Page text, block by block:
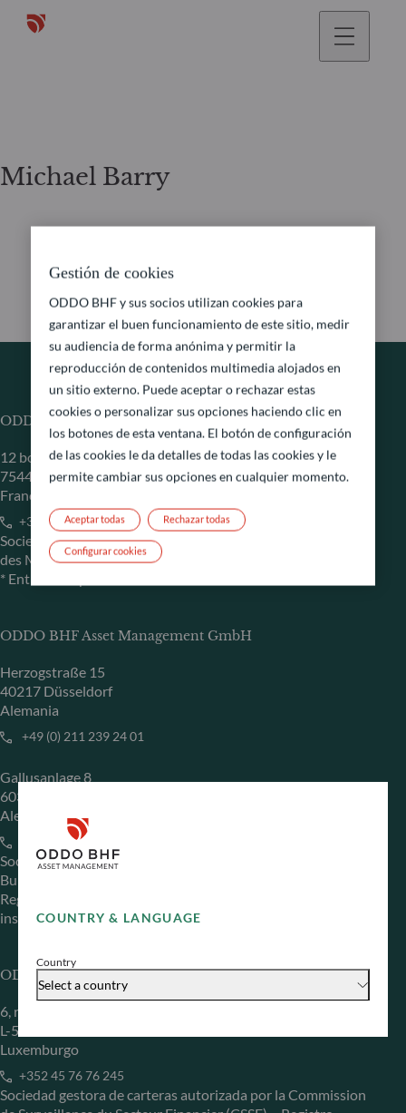
COUNTRY & LANGUAGE
Country
Select a country
Michael Barry
ODDO BHF Asset Management SAS*
12 boulevard de la Madeleine
75440 Paris Cedex 09
Francia
+33 1 44 51 80 28
Sociedad Gestora de Carteras autorizada por la Autorité
des Marchés Financiers (AMF) con el n.º GP 99011
* Entidad responsable del sitio web
ODDO BHF Asset Management GmbH
Herzogstraße 15
40217 Düsseldorf
Alemania
+49 (0) 211 239 24 01
Gallusanlage 8
60329 Frankfurt am Main
Alemania
+49 (0) 69 920 50 0
Sociedad Gestora de Carteras autorizada por la
Bundesanstalt für Finanzdienstleistungsaufsicht (“BaFin”)
Registro Comercial: HRB 11971 juzgado de primera
instancia de Düsseldorf
ODDO BHF Asset Management LUX
6, rue Gabriel Lippmann
L-5365 Munsbach
Luxemburgo
+352 45 76 76 245
Sociedad gestora de carteras autorizada por la Commission
Gestión de cookies
ODDO BHF y sus socios utilizan cookies para
garantizar el buen funcionamiento de este sitio, medir
su audiencia de forma anónima y permitir la
reproducción de contenidos multimedia alojados en
un sitio externo. Puede aceptar o rechazar estas
cookies o personalizar sus opciones haciendo clic en
los botones de esta ventana. El botón de configuración
de las cookies le da detalles de todas las cookies y le
permite cambiar sus opciones en cualquier momento.
Rechazar todas
Aceptar todas
Configurar cookies